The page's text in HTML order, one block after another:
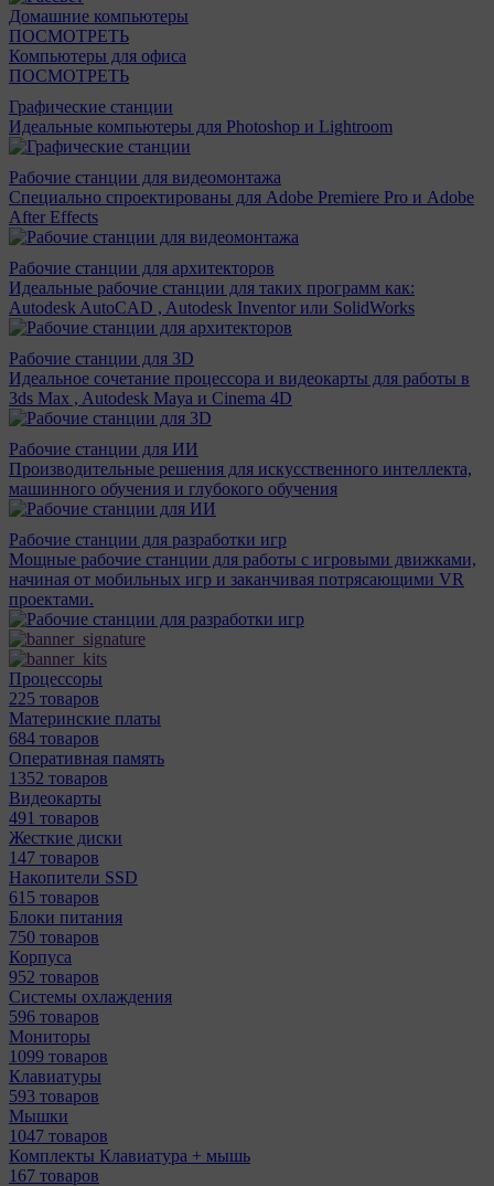
Домашние компьютеры
ПОСМОТРЕТЬ
Компьютеры для офиса
ПОСМОТРЕТЬ
Графические станции
Идеальные компьютеры для Photoshop и Lightroom
Рабочие станции для видеомонтажа
Специально спроектированы для Adobe Premiere Pro и Adobe
After Effects
Рабочие станции для архитекторов
Идеальные рабочие станции для таких программ как:
Autodesk AutoCAD , Autodesk Inventor или SolidWorks
Рабочие станции для 3D
Идеальное сочетание процессора и видеокарты для работы в
3ds Max , Autodesk Maya и Cinema 4D
Рабочие станции для ИИ
Производительные решения для искусственного интеллекта,
машинного обучения и глубокого обучения
Рабочие станции для разработки игр
Мощные рабочие станции для работы с игровыми движками,
начиная от мобильных игр и заканчивая потрясающими VR
проектами.
Процессоры
225 товаров
Материнcкие платы
684 товаров
Оперативная память
1352 товаров
Видеокарты
491 товаров
Жесткие диски
147 товаров
Накопители SSD
615 товаров
Блоки питания
750 товаров
Корпуса
952 товаров
Системы охлаждения
596 товаров
Мониторы
1099 товаров
Клавиатуры
593 товаров
Мышки
1047 товаров
Комплекты Клавиатура + мышь
167 товаров